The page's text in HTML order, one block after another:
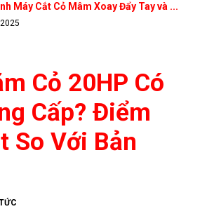
Máy Cắt Cỏ Mâm Xoay Đẩy Tay và ...
Cỏ 20HP Có
Cấp? Điểm
So Với Bản